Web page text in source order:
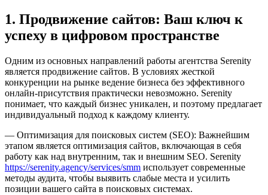
1. Продвижение сайтов: Ваш ключ к
успеху в цифровом пространстве
Одним из основных направлений работы агентства Serenity
является продвижение сайтов. В условиях жесткой
конкуренции на рынке ведение бизнеса без эффективного
онлайн-присутствия практически невозможно. Serenity
понимает, что каждый бизнес уникален, и поэтому предлагает
индивидуальный подход к каждому клиенту.
— Оптимизация для поисковых систем (SEO): Важнейшим
этапом является оптимизация сайтов, включающая в себя
работу как над внутренним, так и внешним SEO. Serenity
https://serenity.agency/services/smm использует современные
методы аудита, чтобы выявить слабые места и усилить
позиции вашего сайта в поисковых системах.